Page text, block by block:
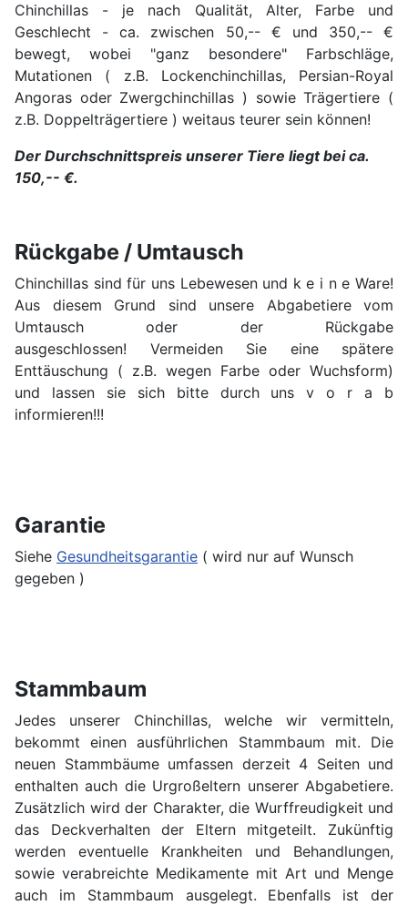
Chinchillas - je nach Qualität, Alter, Farbe und
Geschlecht - ca. zwischen 50,-- € und 350,-- €
bewegt, wobei "ganz besondere" Farbschläge,
Mutationen ( z.B. Lockenchinchillas, Persian-Royal
Angoras oder Zwergchinchillas ) sowie Trägertiere (
z.B. Doppelträgertiere ) weitaus teurer sein können!
Der Durchschnittspreis unserer Tiere liegt bei ca.
150,-- €.
Rückgabe / Umtausch
Chinchillas sind für uns Lebewesen und k e i n e Ware!
Aus diesem Grund sind unsere Abgabetiere vom
Umtausch oder der Rückgabe
ausgeschlossen! Vermeiden Sie eine spätere
Enttäuschung ( z.B. wegen Farbe oder Wuchsform)
und lassen sie sich bitte durch uns v o r a b
informieren!!!
Garantie
Siehe Gesundheitsgarantie ( wird nur auf Wunsch
gegeben )
Stammbaum
Jedes unserer Chinchillas, welche wir vermitteln,
bekommt einen ausführlichen Stammbaum mit. Die
neuen Stammbäume umfassen derzeit 4 Seiten und
enthalten auch die Urgroßeltern unserer Abgabetiere.
Zusätzlich wird der Charakter, die Wurffreudigkeit und
das Deckverhalten der Eltern mitgeteilt. Zukünftig
werden eventuelle Krankheiten und Behandlungen,
sowie verabreichte Medikamente mit Art und Menge
auch im Stammbaum ausgelegt. Ebenfalls ist der